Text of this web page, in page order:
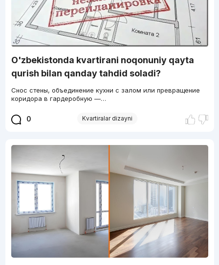
O'zbekistonda kvartirani noqonuniy qayta
qurish bilan qanday tahdid soladi?
Снос стены, объединение кухни с залом или превращение
коридора в гардеробную —…
0 Kvartiralar dizayni